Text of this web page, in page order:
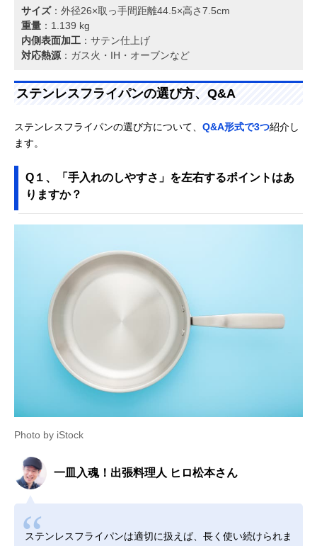
サイズ：外径26×取っ手間距離44.5×高さ7.5cm
重量 ：1.139 kg
内側表面加工 ：サテン仕上げ
対応熱源 ：ガス火・IH・オーブンなど
ステンレスフライパンの選び方、Q&A
ステンレスフライパンの選び方について、 Q&A形式で3つ紹介し
ます。
Q１、「手入れのしやすさ」を左右するポイントはあ
りますか？
Photo by iStock
一皿入魂！出張料理人 ヒロ松本さん
ステンレスフライパンは適切に扱えば、長く使い続けられま